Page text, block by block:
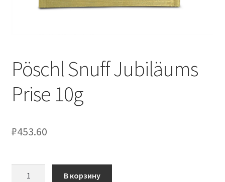
Pöschl Snuff Jubiläums
Prise 10g
₽453.60
В корзину